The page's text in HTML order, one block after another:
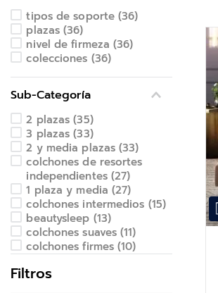
Filtros
tipos de soporte (36)
plazas (36)
nivel de firmeza (36)
colecciones (36)
Sub-Categoría
2 plazas (35)
3 plazas (33)
2 y media plazas (33)
colchones de resortes
independientes (27)
1 plaza y media (27)
colchones intermedios (15)
beautysleep (13)
colchones suaves (11)
colchones firmes (10)